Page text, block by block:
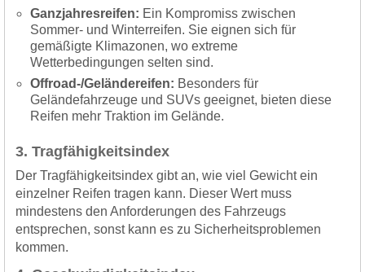
Ganzjahresreifen: Ein Kompromiss zwischen
Sommer- und Winterreifen. Sie eignen sich für
gemäßigte Klimazonen, wo extreme
Wetterbedingungen selten sind.
Offroad-/Geländereifen: Besonders für
Geländefahrzeuge und SUVs geeignet, bieten diese
Reifen mehr Traktion im Gelände.
3. Tragfähigkeitsindex
Der Tragfähigkeitsindex gibt an, wie viel Gewicht ein
einzelner Reifen tragen kann. Dieser Wert muss
mindestens den Anforderungen des Fahrzeugs
entsprechen, sonst kann es zu Sicherheitsproblemen
kommen.